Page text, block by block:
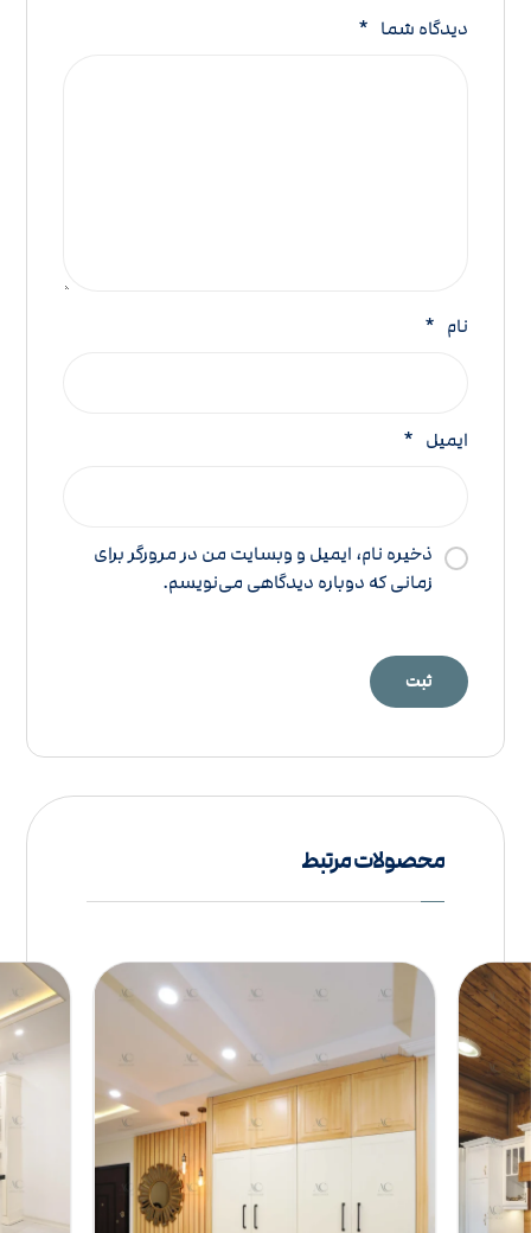
دیدگاه شما *
نام *
ایمیل *
ذخیره نام، ایمیل و وبسایت من در مرورگر برای
زمانی که دوباره دیدگاهی می‌نویسم.
محصولات مرتبط